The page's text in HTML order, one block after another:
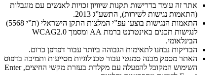
אתר זה עומד בדרישות תקנות שיוויון זכויות לאנשים עם מוגבלות
(התאמות נגישות לשירות), התשע”ג 2013.
התאמות הנגישות בוצעו עפ”י המלצות התקן הישראלי (ת”י 5568)
לנגישות תכנים באינטרנט ברמת AA ומסמך WCAG2.0
הבינלאומי.
הבדיקות נבחנו לתאימות הגבוהה ביותר עבור דפדפן כרום.
האתר מספק מבנה סמנטי עבור טכנולוגיות מסייעות ותמיכה בדפוס
השימוש המקובל להפעלה עם מקלדת בעזרת מקשי החיצים, Enter